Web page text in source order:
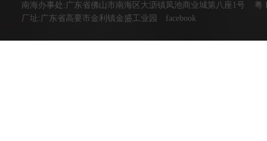
南海办事处:广东省佛山市南海区大沥镇凤池商业城第八座1号
粤
厂址:广东省高要市金利镇金盛工业园 facebook